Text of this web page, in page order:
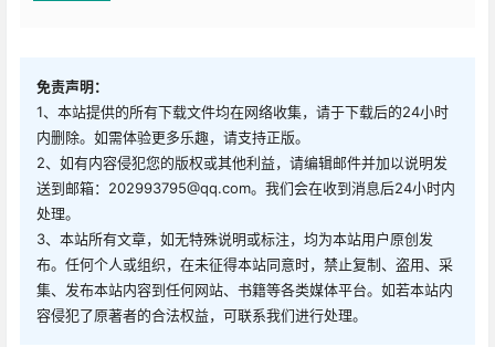
免责声明：
1、本站提供的所有下载文件均在网络收集，请于下载后的24小时
内删除。如需体验更多乐趣，请支持正版。
2、如有内容侵犯您的版权或其他利益，请编辑邮件并加以说明发
送到邮箱：202993795@qq.com。我们会在收到消息后24小时内
处理。
3、本站所有文章，如无特殊说明或标注，均为本站用户原创发
布。任何个人或组织，在未征得本站同意时，禁止复制、盗用、采
集、发布本站内容到任何网站、书籍等各类媒体平台。如若本站内
容侵犯了原著者的合法权益，可联系我们进行处理。